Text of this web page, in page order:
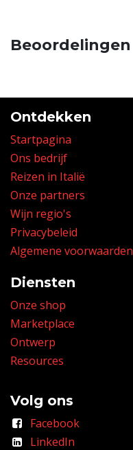
Beoordelingen
Ontdekken
Startpagina
Ons bedrijf
Reizen in Italië
Onze partners
Wijn regio's
Privacybeleid
Algemene voorwaarden
Diensten
Onze shop
Marketplace
Ontwerp
Resources
Volg ons
Facebook
LinkedIn